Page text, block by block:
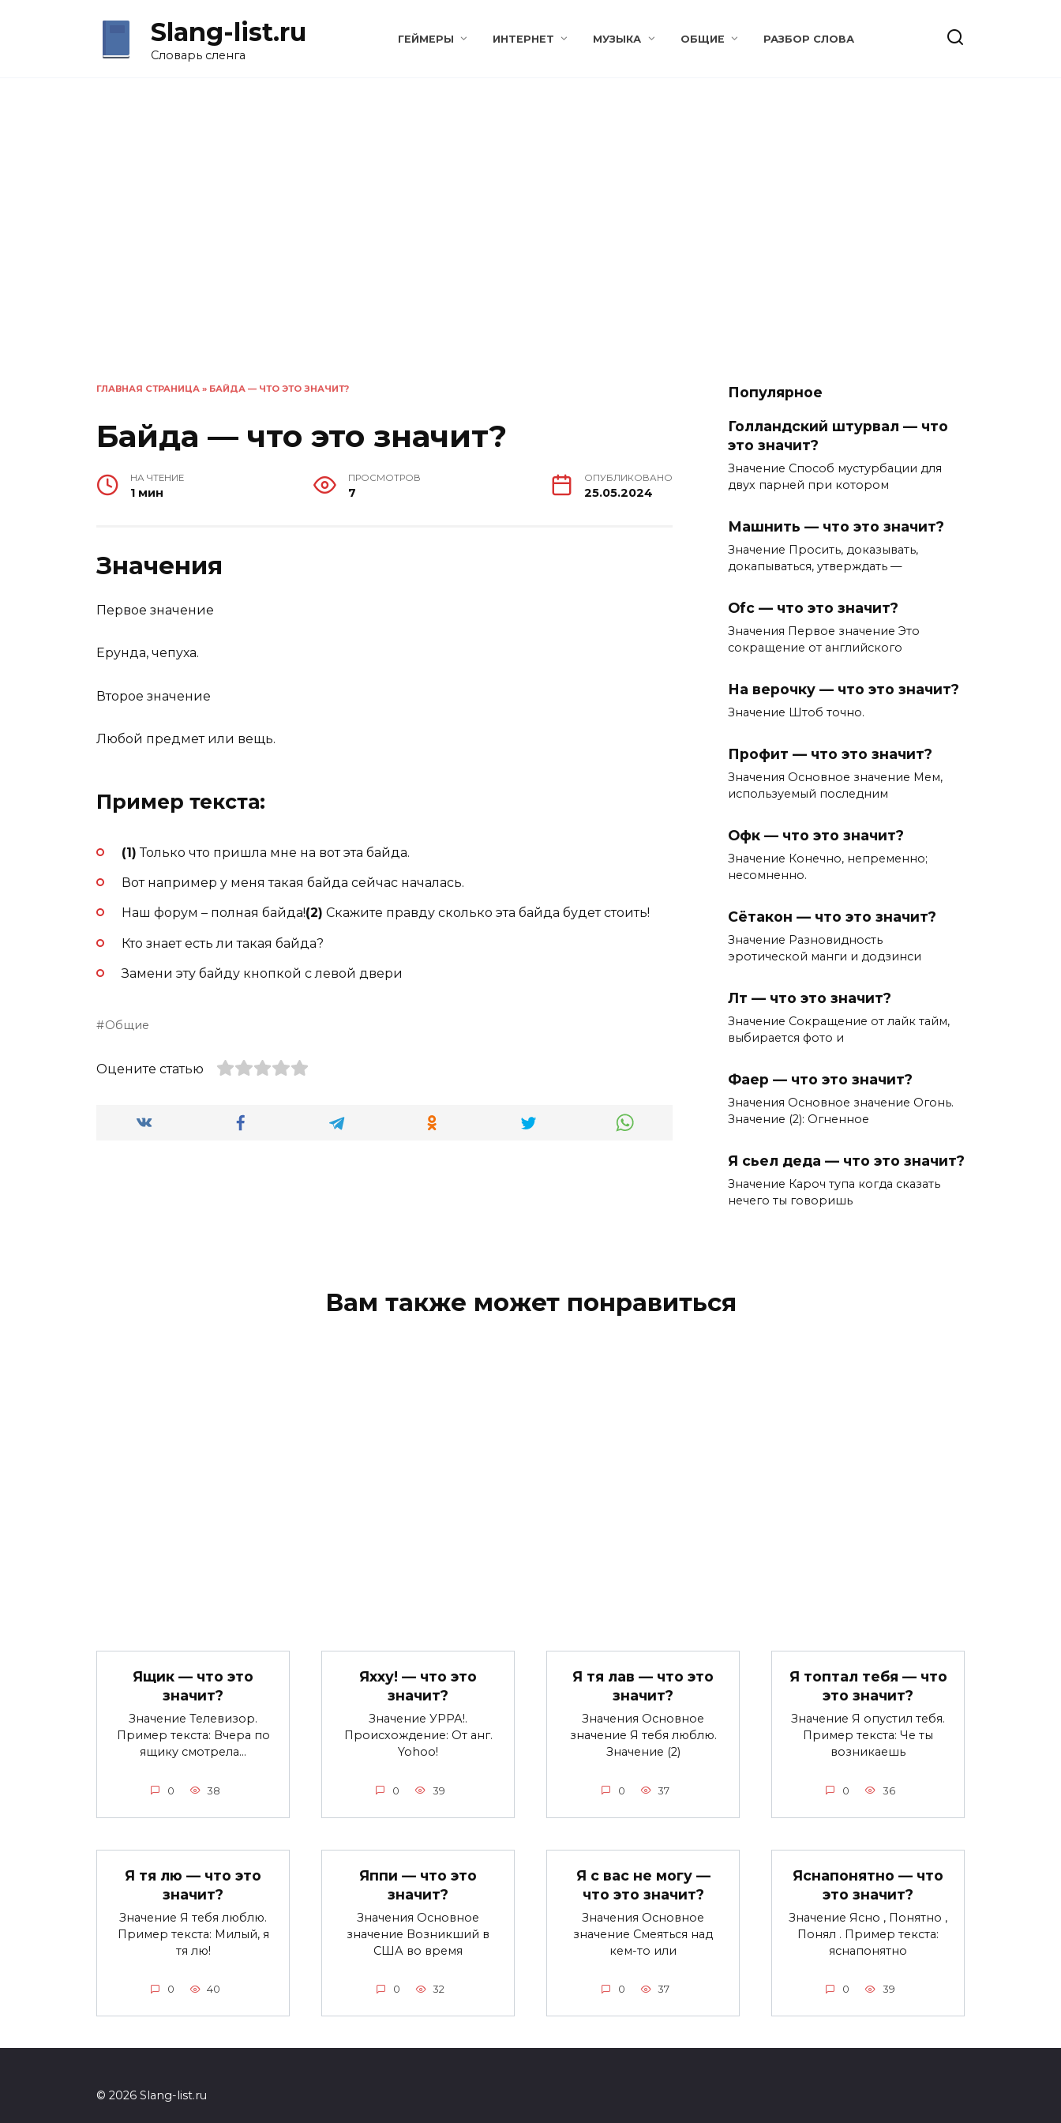
Slang-list.ru
Словарь сленга
ГЕЙМЕРЫ ИНТЕРНЕТ МУЗЫКА ОБЩИЕ РАЗБОР СЛОВА
ГЛАВНАЯ СТРАНИЦА » БАЙДА — ЧТО ЭТО ЗНАЧИТ?
Байда — что это значит?
НА ЧТЕНИЕ
1 мин
ПРОСМОТРОВ
7
ОПУБЛИКОВАНО
25.05.2024
Значения
Первое значение
Ерунда, чепуха.
Второе значение
Любой предмет или вещь.
Пример текста:
(1) Только что пришла мне на вот эта байда.
Вот например у меня такая байда сейчас началась.
Наш форум – полная байда!(2) Скажите правду сколько эта байда будет стоить!
Кто знает есть ли такая байда?
Замени эту байду кнопкой с левой двери
Общие
Оцените статью
Популярное
Голландский штурвал — что
это значит?
Значение Способ мустурбации для
двух парней при котором
Машнить — что это значит?
Значение Просить, доказывать,
докапываться, утверждать —
Ofc — что это значит?
Значения Первое значение Это
сокращение от английского
На верочку — что это значит?
Значение Штоб точно.
Профит — что это значит?
Значения Основное значение Мем,
используемый последним
Офк — что это значит?
Значение Конечно, непременно;
несомненно.
Сётакон — что это значит?
Значение Разновидность
эротической манги и додзинси
Лт — что это значит?
Значение Сокращение от лайк тайм,
выбирается фото и
Фаер — что это значит?
Значения Основное значение Огонь.
Значение (2): Огненное
Я сьел деда — что это значит?
Значение Кароч тупа когда сказать
нечего ты говоришь
Вам также может понравиться
Ящик — что это
значит?
Значение Телевизор.
Пример текста: Вчера по
ящику смотрела…
0 38
Яхху! — что это
значит?
Значение УРРА!.
Происхождение: От анг.
Yohoo!
0 39
Я тя лав — что это
значит?
Значения Основное
значение Я тебя люблю.
Значение (2)
0 37
Я топтал тебя — что
это значит?
Значение Я опустил тебя.
Пример текста: Че ты
возникаешь
0 36
Я тя лю — что это
значит?
Значение Я тебя люблю.
Пример текста: Милый, я
тя лю!
0 40
Яппи — что это
значит?
Значения Основное
значение Возникший в
США во время
0 32
Я с вас не могу —
что это значит?
Значения Основное
значение Смеяться над
кем-то или
0 37
Яснапонятно — что
это значит?
Значение Ясно , Понятно ,
Понял . Пример текста:
яснапонятно
0 39
© 2026 Slang-list.ru